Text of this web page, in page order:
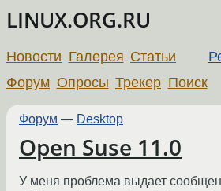
LINUX.ORG.RU
Новости Галерея Статьи
Форум Опросы Трекер Поиск
Форум — Desktop
Open Suse 11.0
У меня проблема выдает